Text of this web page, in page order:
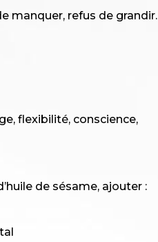
manquer, refus de grandir.
flexibilité, conscience,
de sésame, ajouter :